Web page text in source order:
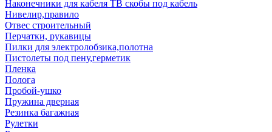
Наконечники для кабеля ТВ скобы под кабель
Нивелир,правило
Отвес строительный
Перчатки, рукавицы
Пилки для электролобзика,полотна
Пистолеты под пену,герметик
Пленка
Полога
Пробой-ушко
Пружина дверная
Резинка багажная
Рулетки